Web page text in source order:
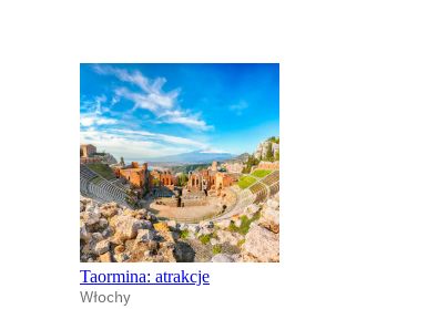
Taormina: atrakcje
Włochy